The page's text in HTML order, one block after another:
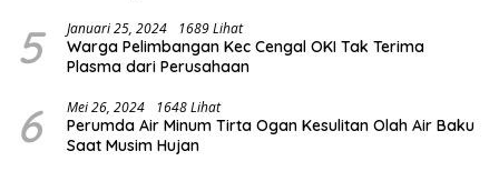
5 Januari 25, 2024 1689 Lihat
Warga Pelimbangan Kec Cengal OKI Tak Terima
Plasma dari Perusahaan
6 Mei 26, 2024 1648 Lihat
Perumda Air Minum Tirta Ogan Kesulitan Olah Air Baku
Saat Musim Hujan